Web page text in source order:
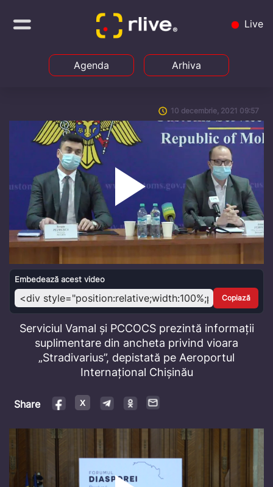
Live
Agenda Arhiva
10 decembrie, 2021 09:57
Play
Video
Embedează acest video
Copiază
Serviciul Vamal și PCCOCS prezintă informații
suplimentare din ancheta privind vioara
„Stradivarius”, depistată pe Aeroportul
Internațional Chișinău
Share